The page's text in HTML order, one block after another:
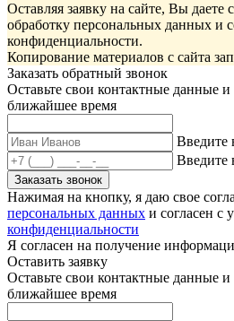
Оставляя заявку на сайте, Вы даете
обработку персональных данных и
конфиденциальности.
Копирование материалов с сайта
Заказать обратный звонок
Оставьте свои контактные данные
ближайшее время
Введите
Введите
Заказать звонок
Нажимая на кнопку, я даю свое
персональных данных и согласен с
конфиденциальности
Я согласен на получение
Оставить заявку
Оставьте свои контактные данные
ближайшее время